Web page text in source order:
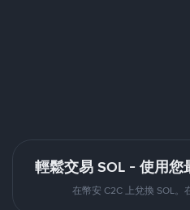
輕鬆交易 SOL - 使用
在幣安 C2C 上兌換 SOL。